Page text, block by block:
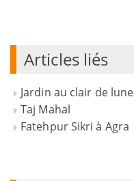
Articles liés
Jardin au clair de lune
Taj Mahal
Fatehpur Sikri à Agra